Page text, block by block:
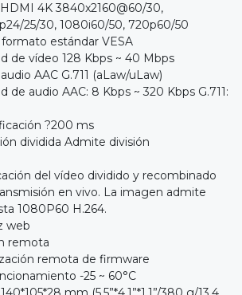
4K 3840x2160@60/30,
25/30, 1080i60/50, 720p60/50
estándar VESA
de vídeo 128 Kbps ~ 40 Mbps
AAC G.711 (aLaw/uLaw)
de audio AAC: 8 Kbps ~ 320 Kbps G.711:
?200 ms
dividida Admite división
del vídeo dividido y recombinado
en vivo. La imagen admite
1080P60 H.264.
web
remota
remota de firmware
-25 ~ 60°C